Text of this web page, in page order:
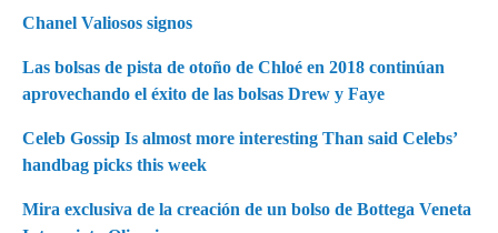
Chanel Valiosos signos
Las bolsas de pista de otoño de Chloé en 2018 continúan
aprovechando el éxito de las bolsas Drew y Faye
Celeb Gossip Is almost more interesting Than said Celebs’
handbag picks this week
Mira exclusiva de la creación de un bolso de Bottega Veneta